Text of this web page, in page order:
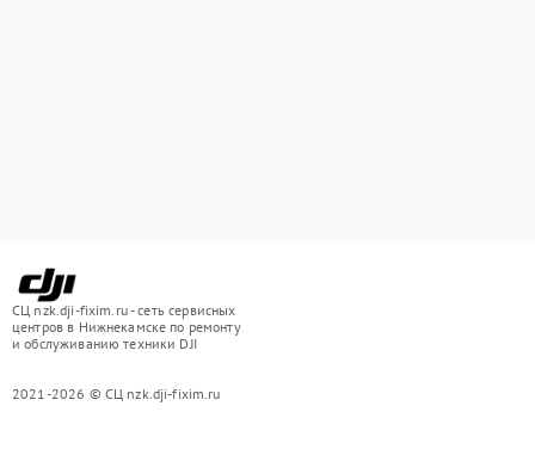
СЦ nzk.dji-fixim.ru - сеть сервисных
центров в Нижнекамске по ремонту
и обслуживанию техники DJI
2021-2026 © СЦ nzk.dji-fixim.ru